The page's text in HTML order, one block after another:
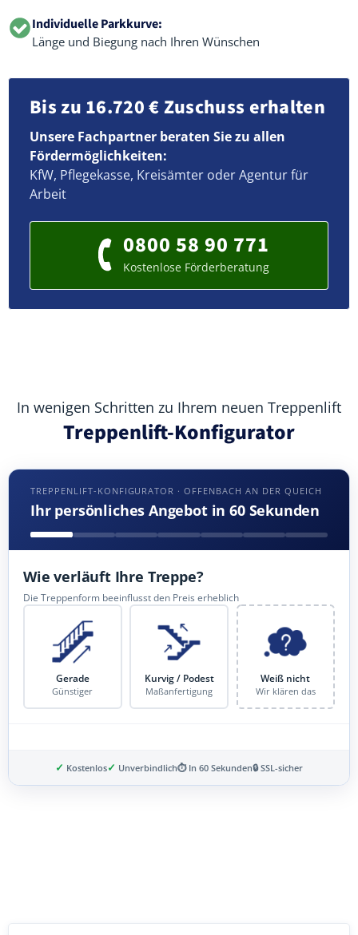
Individuelle Parkkurve:
Länge und Biegung nach Ihren Wünschen
Bis zu 16.720 € Zuschuss erhalten
Unsere Fachpartner beraten Sie zu allen
Fördermöglichkeiten:
KfW, Pflegekasse, Kreisämter oder Agentur für
Arbeit
0800 58 90 771
Kostenlose Förderberatung
In wenigen Schritten zu Ihrem neuen Treppenlift
Treppenlift-Konfigurator
TREPPENLIFT-KONFIGURATOR · OFFENBACH AN DER QUEICH
Ihr persönliches Angebot in 60 Sekunden
Wie verläuft Ihre Treppe?
Die Treppenform beeinflusst den Preis erheblich
Gerade
Günstiger
Kurvig / Podest
Maßanfertigung
Weiß nicht
Wir klären das
✓ Kostenlos✓ Unverbindlich⏱ In 60 Sekunden🔒 SSL-sicher